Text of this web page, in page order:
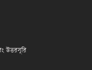
উত্তরসূরি